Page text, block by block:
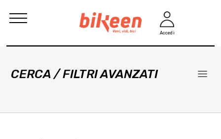
Accedi
CERCA / FILTRI AVANZATI